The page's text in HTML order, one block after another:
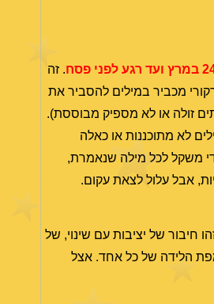
. זה
מכביר במילים להסביר את
זולה או לא מספיק מבוססת).
לא מתוכננות או כאלה
משקל לכל מילה שנאמרת,
אבל עלול לצאת עקום.
חיבור של יציבות עם שינוי, של
הלידה של כל אחד. אצל